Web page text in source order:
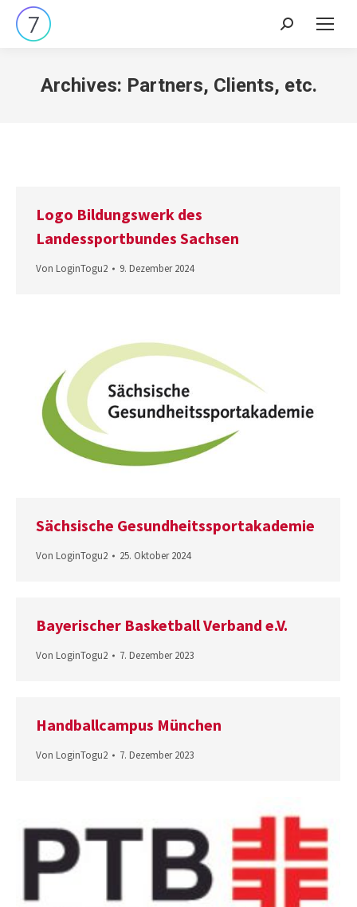
Search:
Archives: Partners, Clients, etc.
Logo Bildungswerk des
Landessportbundes Sachsen
Von LoginTogu2 9. Dezember 2024
Sächsische Gesundheitssportakademie
Von LoginTogu2 25. Oktober 2024
Bayerischer Basketball Verband e.V.
Von LoginTogu2 7. Dezember 2023
Handballcampus München
Von LoginTogu2 7. Dezember 2023